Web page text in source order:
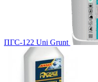
ПГС-122 Uni Grunt